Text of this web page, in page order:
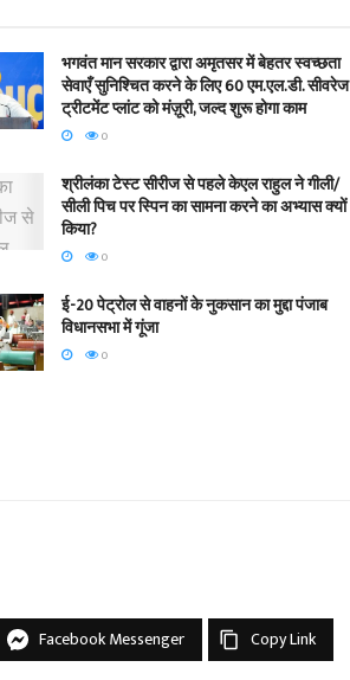
भगवंत मान सरकार द्वारा अमृतसर में बेहतर स्वच्छता
सेवाएँ सुनिश्चित करने के लिए 60 एम.एल.डी. सीवरेज
ट्रीटमेंट प्लांट को मंज़ूरी, जल्द शुरू होगा काम
0
श्रीलंका टेस्ट सीरीज से पहले केएल राहुल ने गीली/
सीली पिच पर स्पिन का सामना करने का अभ्यास क्यों
किया?
0
ई-20 पेट्रोल से वाहनों के नुकसान का मुद्दा पंजाब
विधानसभा में गूंजा
0
Facebook Messenger Copy Link